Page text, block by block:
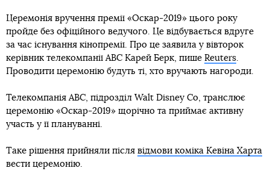
Церемонія вручення премії «Оскар-2019» цього року
пройде без офіційного ведучого. Це відбувається вдруге
за час існування кінопремії. Про це заявила у вівторок
керівник телекомпанії ABC Карей Берк, пише Reuters.
Проводити церемонію будуть ті, хто вручають нагороди.
Телекомпанія ABC, підрозділ Walt Disney Co, транслює
церемонію «Оскар-2019» щорічно та приймає активну
участь у її плануванні.
Таке рішення прийняли після відмови коміка Кевіна Харта
вести церемонію.